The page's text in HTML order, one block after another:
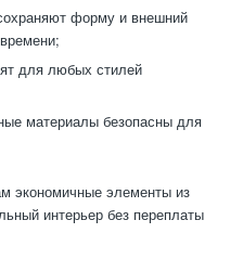
форму и внешний
для любых стилей
материалы безопасны для
экономичные элементы из
интерьер без переплаты